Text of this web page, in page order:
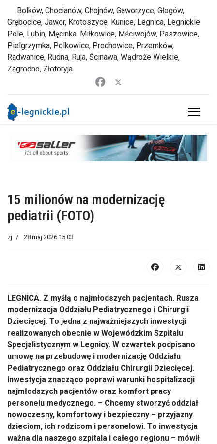
Bolków, Chocianów, Chojnów, Gaworzyce, Głogów,
Grębocice, Jawor, Krotoszyce, Kunice, Legnica, Legnickie
Pole, Lubin, Męcinka, Miłkowice, Mściwojów, Paszowice,
Pielgrzymka, Polkowice, Prochowice, Przemków,
Radwanice, Rudna, Ruja, Ścinawa, Wądroże Wielkie,
Zagrodno, Złotoryja
15 milionów na modernizację
pediatrii (FOTO)
zj 28 maj 2026 15:03
LEGNICA. Z myślą o najmłodszych pacjentach. Rusza
modernizacja Oddziału Pediatrycznego i Chirurgii
Dziecięcej. To jedna z najważniejszych inwestycji
realizowanych obecnie w Wojewódzkim Szpitalu
Specjalistycznym w Legnicy. W czwartek podpisano
umowę na przebudowę i modernizację Oddziału
Pediatrycznego oraz Oddziału Chirurgii Dziecięcej.
Inwestycja znacząco poprawi warunki hospitalizacji
najmłodszych pacjentów oraz komfort pracy
personelu medycznego. – Chcemy stworzyć oddział
nowoczesny, komfortowy i bezpieczny – przyjazny
dzieciom, ich rodzicom i personelowi. To inwestycja
ważna dla naszego szpitala i całego regionu – mówił